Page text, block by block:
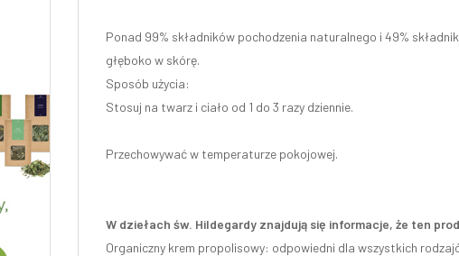
Ponad 99% składników pochodzenia naturalnego i 49%
głęboko w skórę.
Sposób użycia:
Stosuj na twarz i ciało od 1 do 3 razy dziennie.
Przechowywać w temperaturze pokojowej.
W dziełach św. Hildegardy znajdują się informacje, że ten
Organiczny krem ​​propolisowy: odpowiedni dla wszystkich